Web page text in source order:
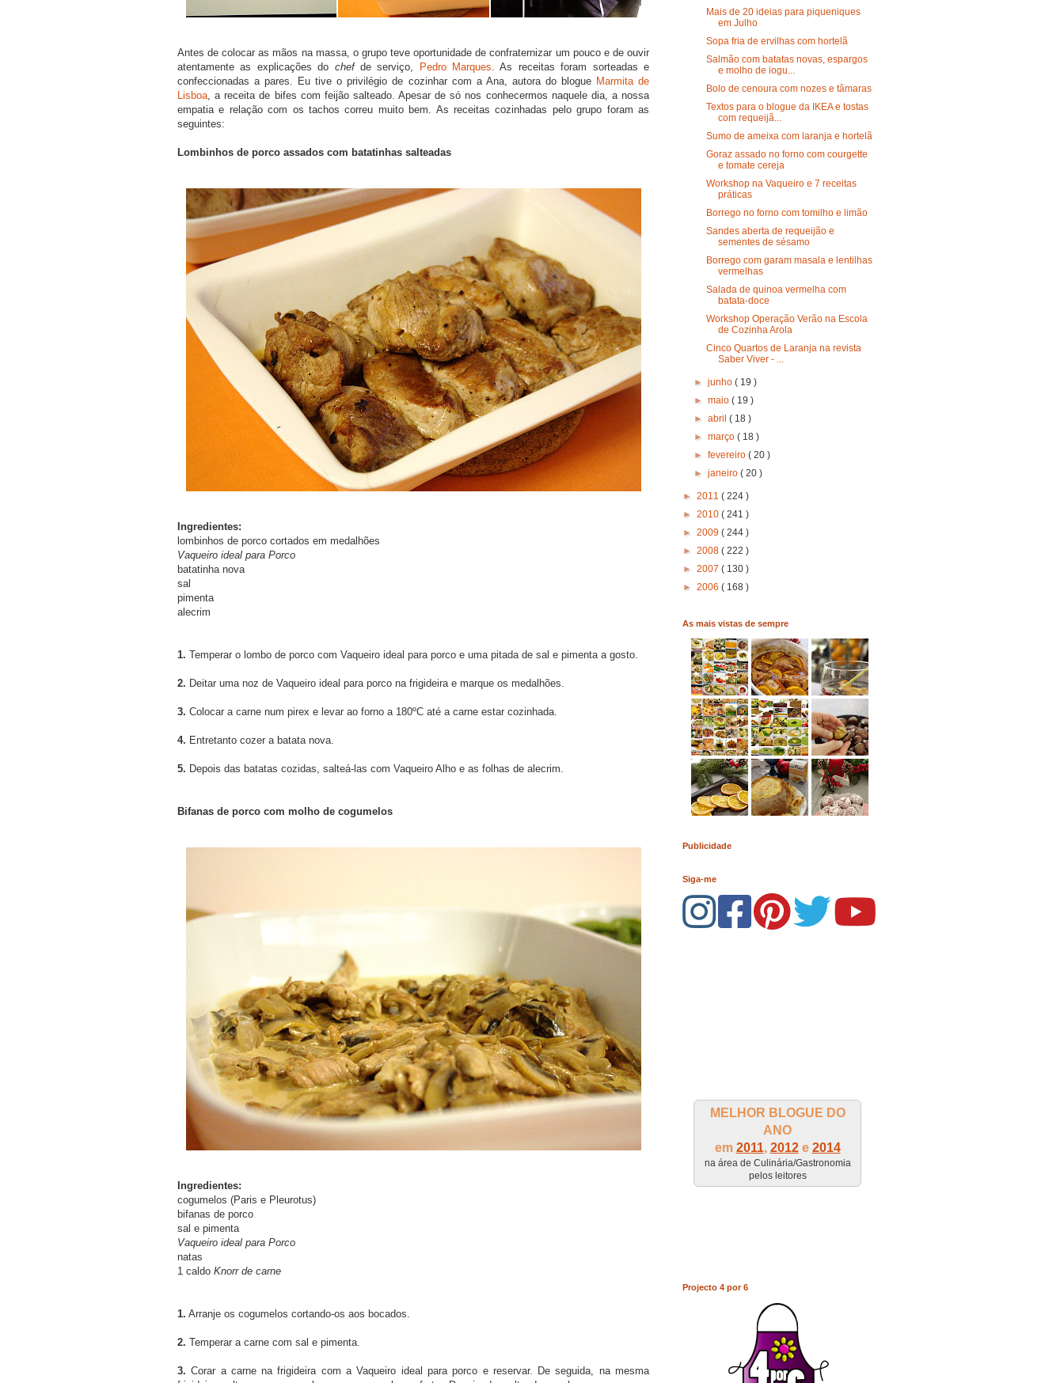
Antes de colocar as mãos na massa, o grupo teve oportunidade de confraternizar um pouco e de ouvir
atentamente as explicações do chefde serviço, Pedro Marques . As receitas foram sorteadas e
confeccionadas a pares. Eu tive o privilégio de cozinhar com a Ana, autora do blogue Marmita de
Lisboa , a receita de bifes com feijão salteado. Apesar de só nos conhecermos naquele dia, a nossa
empatia e relação com os tachos correu muito bem. As receitas cozinhadas pelo grupo foram as
seguintes:
Lombinhos de porco assados com batatinhas salteadas
Ingredientes:
lombinhos de porco cortados em medalhões
Vaqueiro ideal para Porco
batatinha nova
sal
pimenta
alecrim
1. Temperar o lombo de porco com Vaqueiro ideal para porco e uma pitada de sal e pimenta a gosto.
2. Deitar uma noz de Vaqueiro ideal para porco na frigideira e marque os medalhões.
3. Colocar a carne num pirex e levar ao forno a 180ºC até a carne estar cozinhada.
4. Entretanto cozer a batata nova.
5. Depois das batatas cozidas, salteá-las com Vaqueiro Alho e as folhas de alecrim.
Bifanas de porco com molho de cogumelos
Ingredientes:
cogumelos (Paris e Pleurotus)
bifanas de porco
sal e pimenta
Vaqueiro ideal para Porco
natas
1 caldo Knorr de carne
1. Arranje os cogumelos cortando-os aos bocados.
2. Temperar a carne com sal e pimenta.
3. Corar a carne na frigideira com a Vaqueiro ideal para porco e reservar. De seguida, na mesma
Mais de 20 ideias para piqueniques
em Julho
Sopa fria de ervilhas com hortelã
Salmão com batatas novas, espargos
e molho de iogu...
Bolo de cenoura com nozes e tâmaras
Textos para o blogue da IKEA e tostas
com requeijã...
Sumo de ameixa com laranja e hortelã
Goraz assado no forno com courgette
e tomate cereja
Workshop na Vaqueiro e 7 receitas
práticas
Borrego no forno com tomilho e limão
Sandes aberta de requeijão e
sementes de sésamo
Borrego com garam masala e lentilhas
vermelhas
Salada de quinoa vermelha com
batata-doce
Workshop Operação Verão na Escola
de Cozinha Arola
Cinco Quartos de Laranja na revista
Saber Viver - ...
►junho( 19 )
►maio( 19 )
►abril( 18 )
►março( 18 )
►fevereiro( 20 )
►janeiro( 20 )
► 2011 ( 224 )
► 2010 ( 241 )
► 2009 ( 244 )
► 2008 ( 222 )
► 2007 ( 130 )
► 2006 ( 168 )
As mais vistas de sempre
Publicidade
Siga-me
MELHOR BLOGUE DO
ANO
em 2011, 2012e 2014
na área de Culinária/Gastronomia
pelos leitores
Projecto 4 por 6